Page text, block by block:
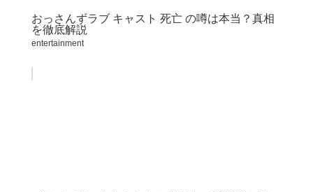
おっさんずラブ キャスト 死亡 の噂は本当？真相
を徹底解説
entertainment